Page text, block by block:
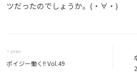
ツだったのでしょうか。(・∀・)
< prev
ポイジー働く!! Vol.49